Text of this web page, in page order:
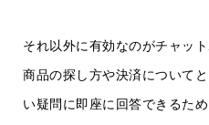
それ以外に有効なのがチャット
商品の探し方や決済について
い疑問に即座に回答できるた